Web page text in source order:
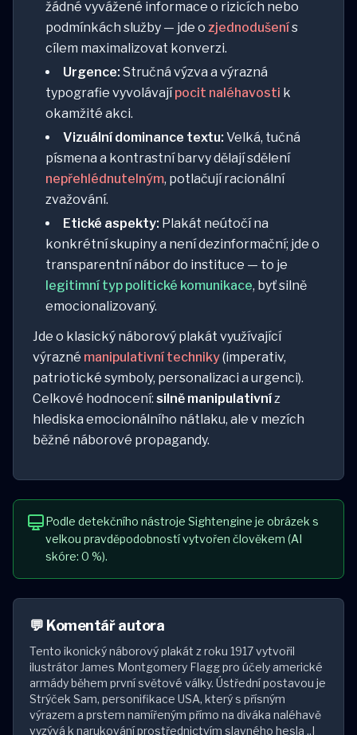
žádné vyvážené informace o rizicích nebo
podmínkách služby — jde o zjednodušenís
cílem maximalizovat konverzi.
Urgence: Stručná výzva a výrazná
typografie vyvolávajípocit naléhavosti k
okamžité akci.
Vizuální dominance textu: Velká, tučná
písmena a kontrastní barvy dělají sdělení
nepřehlédnutelným, potlačují racionální
zvažování.
Etické aspekty: Plakát neútočí na
konkrétní skupiny a není dezinformační; jde o
transparentní nábor do instituce — to je
legitimní typ politické komunikace, byť silně
emocionalizovaný.
Jde o klasický náborový plakát využívající
výrazné manipulativní techniky(imperativ,
patriotické symboly, personalizaci a urgenci).
Celkové hodnocení: silně manipulativníz
hlediska emocionálního nátlaku, ale v mezích
běžné náborové propagandy.
Podle detekčního nástroje Sightengine je obrázek s
velkou pravděpodobností vytvořen člověkem (AI
skóre: 0 %).
💬 Komentář autora
Tento ikonický náborový plakát z roku 1917 vytvořil
ilustrátor James Montgomery Flagg pro účely americké
armády během první světové války. Ústřední postavou je
Strýček Sam, personifikace USA, který s přísným
výrazem a prstem namířeným přímo na diváka naléhavě
vyzývá k narukování prostřednictvím slavného hesla „I